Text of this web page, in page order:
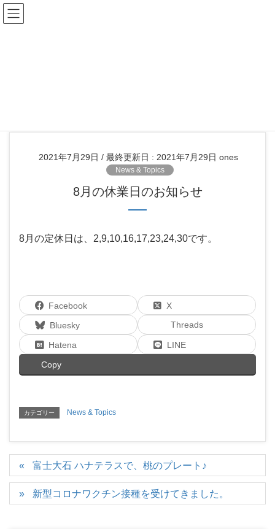
2021年7月29日 / 最終更新日 : 2021年7月29日 ones
News & Topics
8月の休業日のお知らせ
8月の定休日は、2,9,10,16,17,23,24,30です。
Facebook
X
Bluesky
Threads
Hatena
LINE
Copy
カテゴリー News & Topics
富士大石 ハナテラスで、桃のプレート♪
新型コロナワクチン接種を受けてきました。